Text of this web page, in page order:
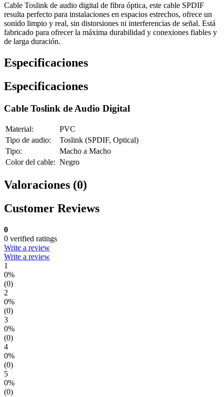
Cable Toslink de audio digital de fibra óptica, este cable SPDIF
resulta perfecto para instalaciones en espacios estrechos, ofrece un
sonido limpio y real, sin distorsiones ni interferencias de señal. Está
fabricado para ofrecer la máxima durabilidad y conexiones fiables y
de larga duración.
Especificaciones
Especificaciones
Cable Toslink de Audio Digital
Material:
PVC
Tipo de audio:
Toslink (SPDIF, Optical)
Tipo:
Macho a Macho
Color del cable: Negro
Valoraciones (0)
Customer Reviews
0
0 verified ratings
Write a review
Write a review
1
0%
(0)
2
0%
(0)
3
0%
(0)
4
0%
(0)
5
0%
(0)